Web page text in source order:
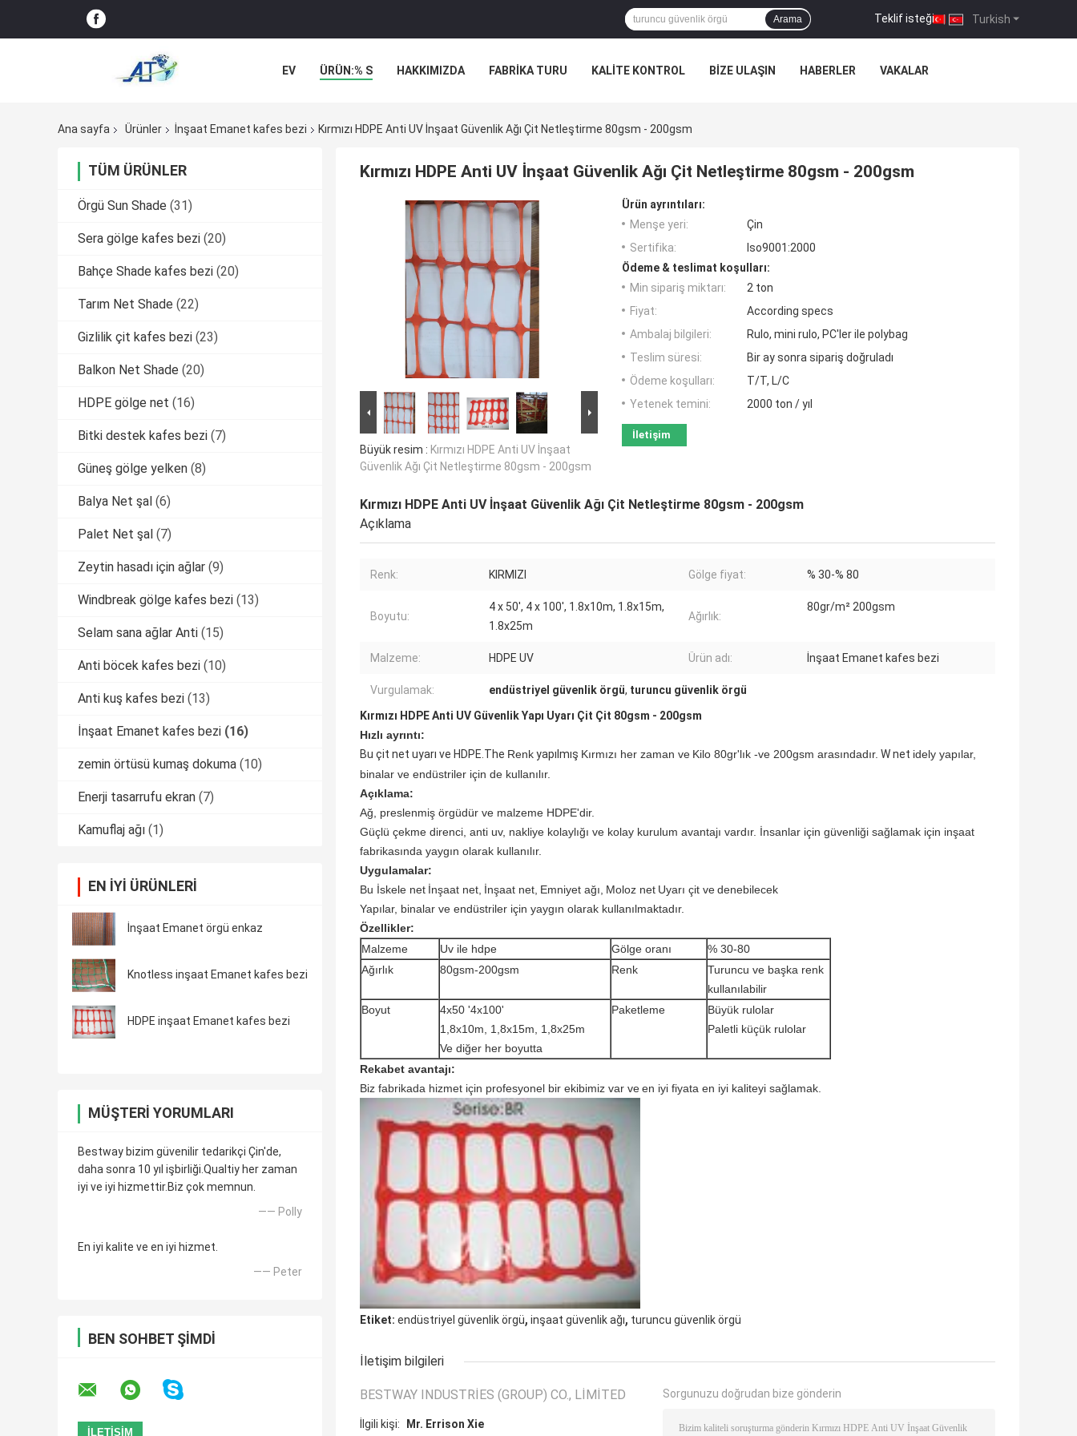
Turkish
Teklif isteği |
Arama
EV ÜRÜN:% S HAKKIMIZDA FABRIKA TURU KALITE KONTROL BIZE ULAŞIN HABERLER VAKALAR
Ana sayfa Ürünler İnşaat Emanet kafes bezi Kırmızı HDPE Anti UV İnşaat Güvenlik Ağı Çit Netleştirme 80gsm - 200gsm
TÜM ÜRÜNLER
Örgü Sun Shade (31)
Sera gölge kafes bezi (20)
Bahçe Shade kafes bezi (20)
Tarım Net Shade (22)
Gizlilik çit kafes bezi (23)
Balkon Net Shade (20)
HDPE gölge net (16)
Bitki destek kafes bezi (7)
Güneş gölge yelken (8)
Balya Net şal (6)
Palet Net şal (7)
Zeytin hasadı için ağlar (9)
Windbreak gölge kafes bezi (13)
Selam sana ağlar Anti (15)
Anti böcek kafes bezi (10)
Anti kuş kafes bezi (13)
İnşaat Emanet kafes bezi (16)
zemin örtüsü kumaş dokuma (10)
Enerji tasarrufu ekran (7)
Kamuflaj ağı (1)
EN IYI ÜRÜNLERI
İnşaat Emanet örgü enkaz
Knotless inşaat Emanet kafes bezi
HDPE inşaat Emanet kafes bezi
MÜŞTERI YORUMLARI
Bestway bizim güvenilir tedarikçi Çin'de,
daha sonra 10 yıl işbirliği.Qualtiy her zaman
iyi ve iyi hizmettir.Biz çok memnun.
—— Polly
En iyi kalite ve en iyi hizmet.
—— Peter
BEN SOHBET ŞIMDI
Kırmızı HDPE Anti UV İnşaat Güvenlik Ağı Çit Netleştirme 80gsm - 200gsm
Büyük resim : Kırmızı HDPE Anti UV İnşaat
Güvenlik Ağı Çit Netleştirme 80gsm - 200gsm
Ürün ayrıntıları:
Menşe yeri:
Çin
Sertifika:
Iso9001:2000
Ödeme & teslimat koşulları:
Min sipariş miktarı:
2 ton
Fiyat:
According specs
Ambalaj bilgileri:
Rulo, mini rulo, PC'ler ile polybag
Teslim süresi:
Bir ay sonra sipariş doğruladı
Ödeme koşulları:
T/T, L/C
Yetenek temini:
2000 ton / yıl
İletişim
Kırmızı HDPE Anti UV İnşaat Güvenlik Ağı Çit Netleştirme 80gsm - 200gsm
Açıklama
Renk: KIRMIZI Gölge fiyat: % 30-% 80
Boyutu:
4 x 50', 4 x 100', 1.8x10m, 1.8x15m,
1.8x25m
Ağırlık:
80gr/m² 200gsm
Malzeme: HDPE UV Ürün adı: İnşaat Emanet kafes bezi
Vurgulamak: endüstriyel güvenlik örgü, turuncu güvenlik örgü
Kırmızı HDPE Anti UV Güvenlik Yapı Uyarı Çit Çit 80gsm - 200gsm
Hızlı ayrıntı:
Bu çit net uyarı ve HDPE.The Renkyapılmış Kırmızı her zaman ve Kilo 80gr'lık -ve 200gsm arasındadır. W net idely yapılar,
binalar ve endüstriler için de kullanılır.
Açıklama:
Ağ, preslenmiş örgüdür ve malzeme HDPE'dir.
Güçlü çekme direnci, anti uv, nakliye kolaylığı ve kolay kurulum avantajı vardır. İnsanlar için güvenliği sağlamak için inşaat
fabrikasında yaygın olarak kullanılır.
Uygulamalar:
Bu İskele net İnşaat net, İnşaat net, Emniyet ağı, Moloz net Uyarı çit vedenebilecek
Yapılar, binalar ve endüstriler için yaygın olarak kullanılmaktadır.
Özellikler:
Malzeme
Uv ile hdpe Gölge oranı
% 30-80
Ağırlık
80gsm-200gsm Renk
Turuncu ve başka renk
kullanılabilir
Boyut
4x50 '4x100'
1,8x10m, 1,8x15m, 1,8x25m
Ve diğer her boyutta
Paketleme
Büyük rulolar
Paletli küçük rulolar
Rekabet avantajı:
Biz fabrikada hizmet için profesyonel bir ekibimiz var veen iyi fiyata en iyi kaliteyi sağlamak.
Etiket: endüstriyel güvenlik örgü, inşaat güvenlik ağı, turuncu güvenlik örgü
İletişim bilgileri
BESTWAY INDUSTRIES (GROUP) CO., LIMITED
İlgili kişi:
Mr. Errison Xie
Sorgunuzu doğrudan bize gönderin